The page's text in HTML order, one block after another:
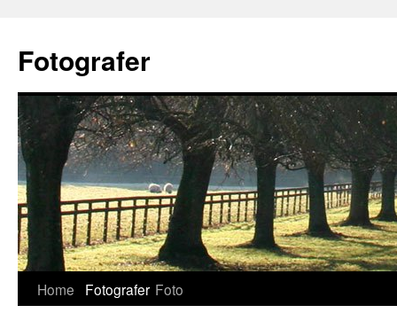
content
Fotografer
Home Fotografer Foto